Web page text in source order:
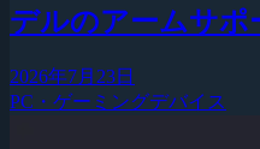
デルのアームサポ
2026年7月23日
PC・ゲーミングデバイス